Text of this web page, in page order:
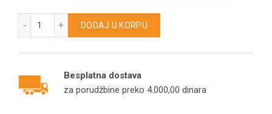
AUTO SHAMPOO – Blagi šampon za ručno pranje
DODAJ U KORPU
Besplatna dostava
za porudžbine preko 4.000,00 dinara